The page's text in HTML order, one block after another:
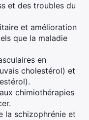
et des troubles du
et amélioration
que la maladie
en
cholestérol) et
chimiothérapies
la schizophrénie et